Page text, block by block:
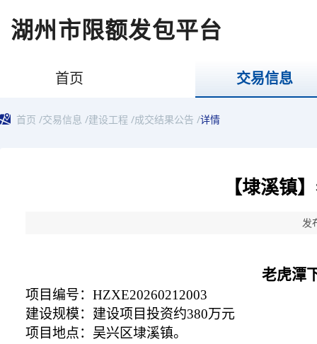
湖州市限额发包平台
首页 交易信息
首页 /交易信息 /建设工程 /成交结果公告 /详情
【埭溪镇
发
老虎潭
项目编号： HZXE20260212003
建设规模： 建设项目投资约380万元
项目地点： 吴兴区埭溪镇。